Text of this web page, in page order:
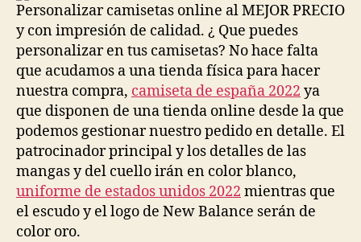
Personalizar camisetas online al MEJOR PRECIO
y con impresión de calidad. ¿ Que puedes
personalizar en tus camisetas? No hace falta
que acudamos a una tienda física para hacer
nuestra compra, camiseta de españa 2022 ya
que disponen de una tienda online desde la que
podemos gestionar nuestro pedido en detalle. El
patrocinador principal y los detalles de las
mangas y del cuello irán en color blanco,
uniforme de estados unidos 2022 mientras que
el escudo y el logo de New Balance serán de
color oro.